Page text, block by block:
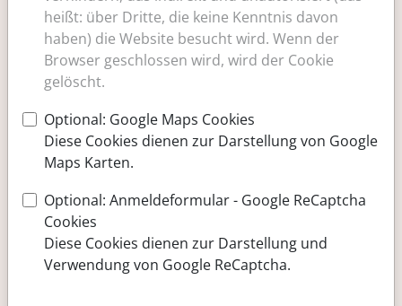
Geburtstag
Telefon
E-Mail
Nachricht
heißt: über Dritte, die keine Kenntnis davon
haben) die Website besucht wird. Wenn der
Browser geschlossen wird, wird der Cookie
gelöscht.
Optional: Google Maps Cookies
Diese Cookies dienen zur Darstellung von Google
Maps Karten.
Optional: Anmeldeformular - Google ReCaptcha
Cookies
Diese Cookies dienen zur Darstellung und
Verwendung von Google ReCaptcha.